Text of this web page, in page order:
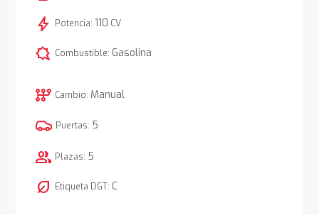
bolt Potencia: 110 CV
comic_bubble Combustible: Gasolina
auto_transmission Cambio: Manual
Puertas: 5
group Plazas: 5
nest_eco_leaf Etiqueta DGT: C